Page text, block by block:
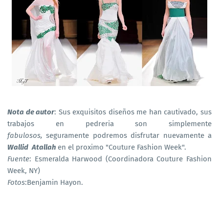
Nota de autor: Sus exquisitos diseños me han cautivado, sus
trabajos en pedreria son simplemente
fabulosos, seguramente podremos disfrutar nuevamente a
Wallid Atallah en el proximo "Couture Fashion Week".
Fuente: Esmeralda Harwood (Coordinadora Couture Fashion
Week, NY)
Fotos:Benjamin Hayon.